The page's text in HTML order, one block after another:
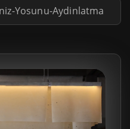
Yosunu-Aydinlatma